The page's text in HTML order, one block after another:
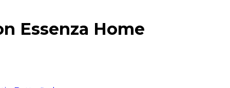
Essenza Home